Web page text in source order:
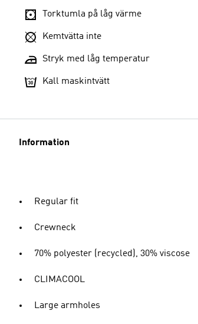
Torktumla på låg värme
Kemtvätta inte
Stryk med låg temperatur
Kall maskintvätt
Information
Regular fit
Crewneck
70% polyester (recycled), 30% viscose
CLIMACOOL
Large armholes